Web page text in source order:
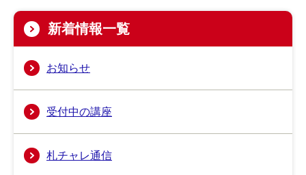
新着情報一覧
お知らせ
受付中の講座
札チャレ通信